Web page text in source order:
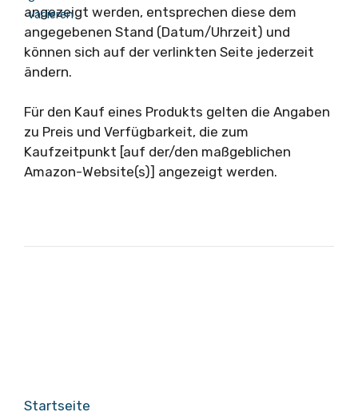
angezeigt werden, entsprechen diese dem
angegebenen Stand (Datum/Uhrzeit) und
können sich auf der verlinkten Seite jederzeit
ändern.
Für den Kauf eines Produkts gelten die Angaben
zu Preis und Verfügbarkeit, die zum
Kaufzeitpunkt [auf der/den maßgeblichen
Amazon-Website(s)] angezeigt werden.
Startseite